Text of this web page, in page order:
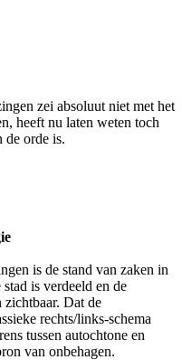
zei absoluut niet met het
heeft nu laten weten toch
de orde is.
is de stand van zaken in
is verdeeld en de
Dat de
rechts/links-schema
tussen autochtone en
van onbehagen.